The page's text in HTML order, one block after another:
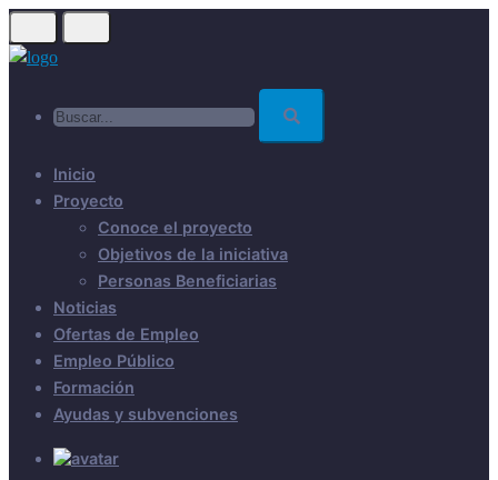
Skip
to
Inicio
Proyecto
Conoce el proyecto
Objetivos de la iniciativa
Personas Beneficiarias
Noticias
Ofertas de Empleo
Empleo Público
Formación
Ayudas y subvenciones